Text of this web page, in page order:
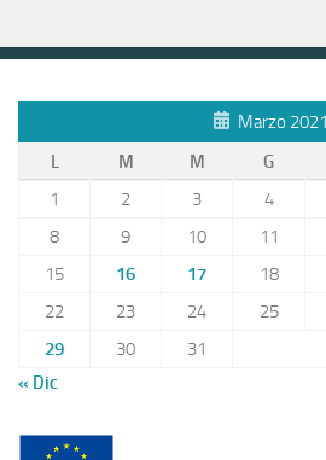
Marzo 2021
L
M M G
1
2 3 4
8
9 10 11
15
16 17 18
22
23 24 25
29
30
31
« Dic